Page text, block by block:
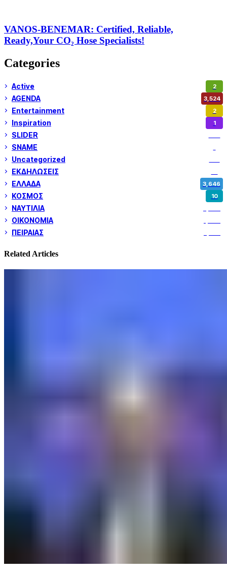
VANOS-BENEMAR: Certified, Reliable,
Ready,Your CO₂ Hose Specialists!
Categories
Active 2
AGENDA 3,524
Entertainment 2
Inspiration 1
SLIDER
SNAME
Uncategorized
ΕΚΔΗΛΩΣΕΙΣ
ΕΛΛΑΔΑ 3,646
ΚΟΣΜΟΣ 10
ΝΑΥΤΙΛΙΑ
ΟΙΚΟΝΟΜΙΑ
ΠΕΙΡΑΙΑΣ
Related Articles